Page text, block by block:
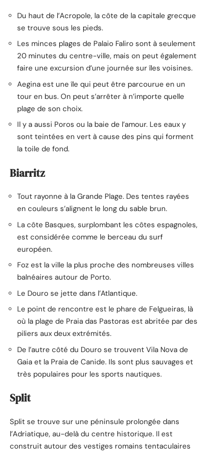
Du haut de l’Acropole, la côte de la capitale grecque
se trouve sous les pieds.
Les minces plages de Palaio Faliro sont à seulement
20 minutes du centre-ville, mais on peut également
faire une excursion d’une journée sur îles voisines.
Aegina est une île qui peut être parcourue en un
tour en bus. On peut s’arrêter à n’importe quelle
plage de son choix.
Il y a aussi Poros ou la baie de l’amour. Les eaux y
sont teintées en vert à cause des pins qui forment
la toile de fond.
Biarritz
Tout rayonne à la Grande Plage. Des tentes rayées
en couleurs s’alignent le long du sable brun.
La côte Basques, surplombant les côtes espagnoles,
est considérée comme le berceau du surf
européen.
Foz est la ville la plus proche des nombreuses villes
balnéaires autour de Porto.
Le Douro se jette dans l’Atlantique.
Le point de rencontre est le phare de Felgueiras, là
où la plage de Praia das Pastoras est abritée par des
piliers aux deux extrémités.
De l’autre côté du Douro se trouvent Vila Nova de
Gaia et la Praia de Canide. Ils sont plus sauvages et
très populaires pour les sports nautiques.
Split
Split se trouve sur une péninsule prolongée dans
l’Adriatique, au-delà du centre historique. Il est
construit autour des vestiges romains tentaculaires